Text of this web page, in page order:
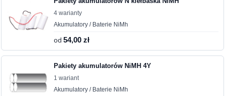
4 warianty
Akumulatory / Baterie NiMh
od54,00 zł
Pakiety akumulatorów NiMH 4Y
1 wariant
Akumulatory / Baterie NiMh